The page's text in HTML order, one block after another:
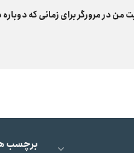
من در مرورگر برای زمانی که
برچسب